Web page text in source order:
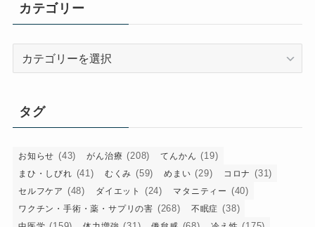
ブ
カテゴリー
ー
タグ
お知らせ (43) がん治療 (208) てんかん (19)
まひ・しびれ (41) むくみ (59) めまい (29) コロナ (31)
セルフケア (48) ダイエット (24) マタニティー (40)
ワクチン・手術・薬・サプリの害 (268) 不眠症 (38)